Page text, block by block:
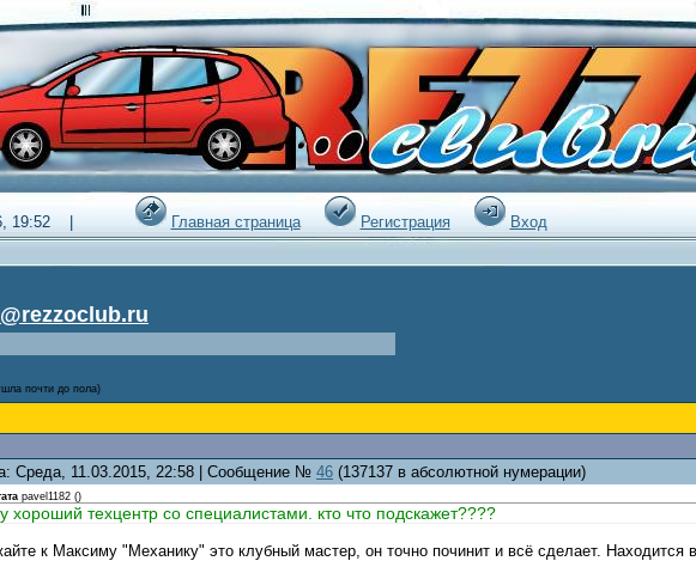
19:52 | Главная страница Регистрация
Вход
почти до пола)
Среда, 11.03.2015, 22:58 | Сообщение № 46 (137137 в абсолютной нумерации)
pavel1182 ()
хороший техцентр со специалистами. кто что подскажет????
к Максиму "Механику" это клубный мастер, он точно починит и всё сделает.